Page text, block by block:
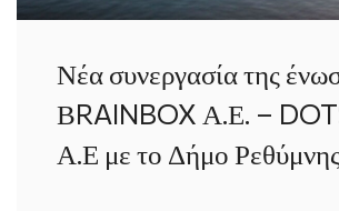
Νέα συνεργασία της
ΒRAINBOX Α.Ε. –
Α.Ε με το Δήμο